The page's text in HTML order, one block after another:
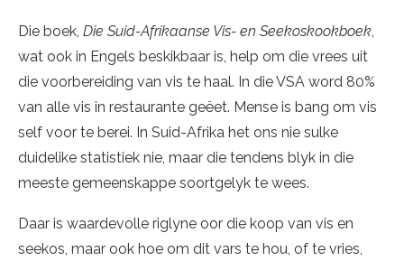
Die boek, Die Suid-Afrikaanse Vis- en Seekoskookboek,
wat ook in Engels beskikbaar is, help om die vrees uit
die voorbereiding van vis te haal. In die VSA word 80%
van alle vis in restaurante geëet. Mense is bang om vis
self voor te berei. In Suid-Afrika het ons nie sulke
duidelike statistiek nie, maar die tendens blyk in die
meeste gemeenskappe soortgelyk te wees.
Daar is waardevolle riglyne oor die koop van vis en
seekos, maar ook hoe om dit vars te hou, of te vries,